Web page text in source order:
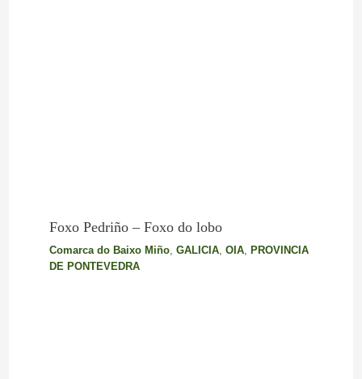
Foxo Pedriño – Foxo do lobo
Comarca do Baixo Miño, GALICIA, OIA, PROVINCIA
DE PONTEVEDRA